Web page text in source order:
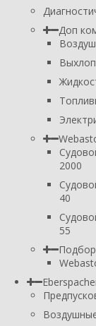
Доп
2000
40
55